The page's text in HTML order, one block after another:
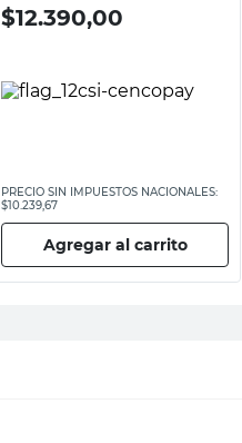
$12.390,00
PRECIO SIN IMPUESTOS NACIONALES:
$10.239,67
Agregar al carrito